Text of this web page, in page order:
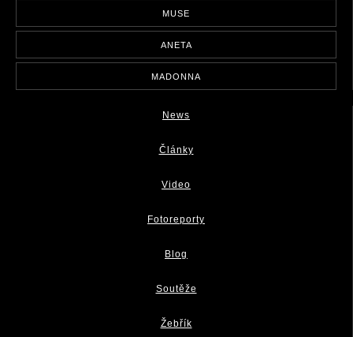
MUSE
ANETA
MADONNA
News
Články
Video
Fotoreporty
Blog
Soutěže
Žebřík